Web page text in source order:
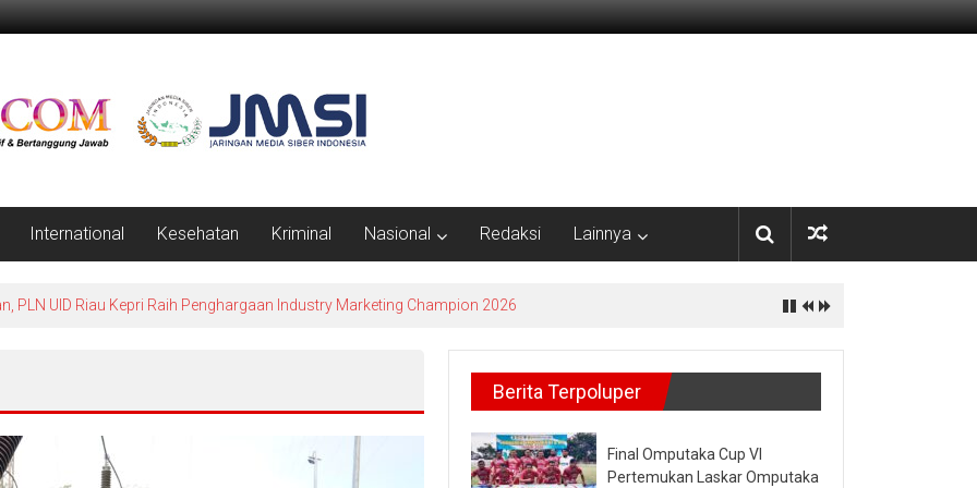
International Kesehatan Kriminal Nasional Redaksi Lainnya
Petani dan Nelayan, Ramli: Harus Jadi Perda Berdampak Nyata
Berita Terpoluper
Final Omputaka Cup VI
Pertemukan Laskar Omputaka